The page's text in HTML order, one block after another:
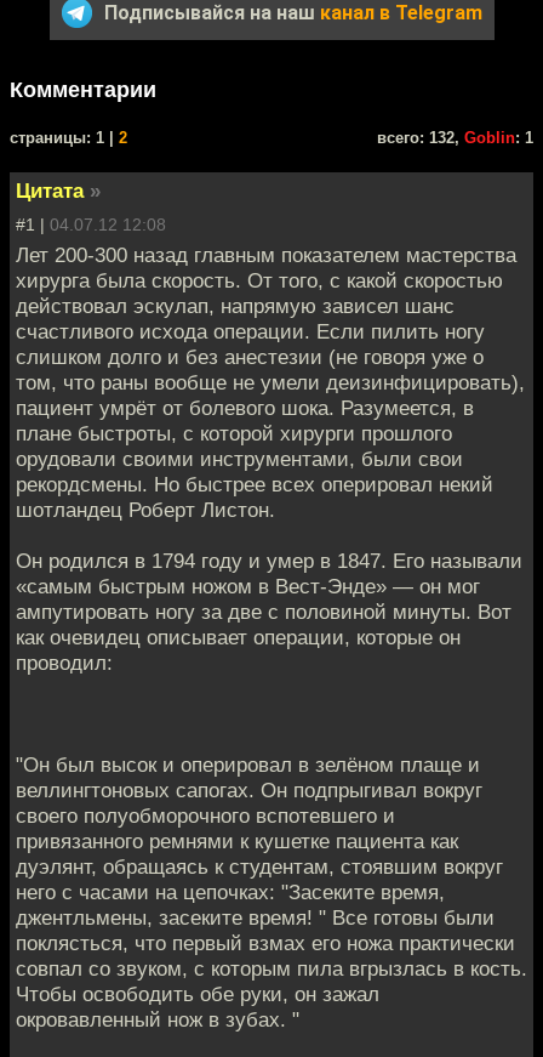
Подписывайся на наш канал в Telegram
Комментарии
cтраницы: 1 | 2 всего: 132, Goblin: 1
Цитата »
#1 | 04.07.12 12:08
Лет 200-300 назад главным показателем мастерства
хирурга была скорость. От того, с какой скоростью
действовал эскулап, напрямую зависел шанс
счастливого исхода операции. Если пилить ногу
слишком долго и без анестезии (не говоря уже о
том, что раны вообще не умели деизинфицировать),
пациент умрёт от болевого шока. Разумеется, в
плане быстроты, с которой хирурги прошлого
орудовали своими инструментами, были свои
рекордсмены. Но быстрее всех оперировал некий
шотландец Роберт Листон.
Он родился в 1794 году и умер в 1847. Его называли
«самым быстрым ножом в Вест-Энде» — он мог
ампутировать ногу за две с половиной минуты. Вот
как очевидец описывает операции, которые он
проводил:
"Он был высок и оперировал в зелёном плаще и
веллингтоновых сапогах. Он подпрыгивал вокруг
своего полуобморочного вспотевшего и
привязанного ремнями к кушетке пациента как
дуэлянт, обращаясь к студентам, стоявшим вокруг
него с часами на цепочках: "Засеките время,
джентльмены, засеките время! " Все готовы были
поклясться, что первый взмах его ножа практически
совпал со звуком, с которым пила вгрызлась в кость.
Чтобы освободить обе руки, он зажал
окровавленный нож в зубах. "